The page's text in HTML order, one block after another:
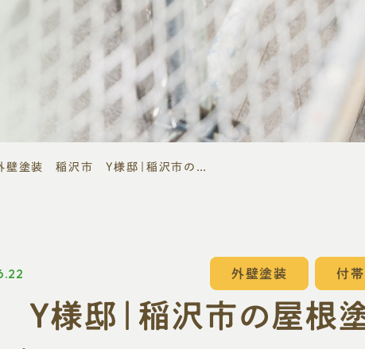
外壁塗装 稲沢市 Y様邸｜稲沢市の屋根塗装・外壁塗装フォーグッド
外壁塗装 付
様邸｜稲沢市の屋根